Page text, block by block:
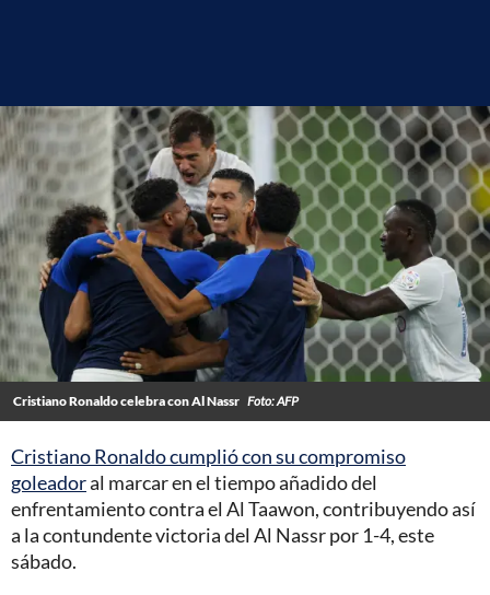
Cristiano Ronaldo celebra con Al Nassr Foto: AFP
Cristiano Ronaldo cumplió con su compromiso
goleadoral marcar en el tiempo añadido del
enfrentamiento contra el Al Taawon, contribuyendo así
a la contundente victoria del Al Nassr por 1-4, este
sábado.